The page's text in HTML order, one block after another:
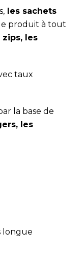
les sachets
produit à tout
les
taux
la base de
les
longue